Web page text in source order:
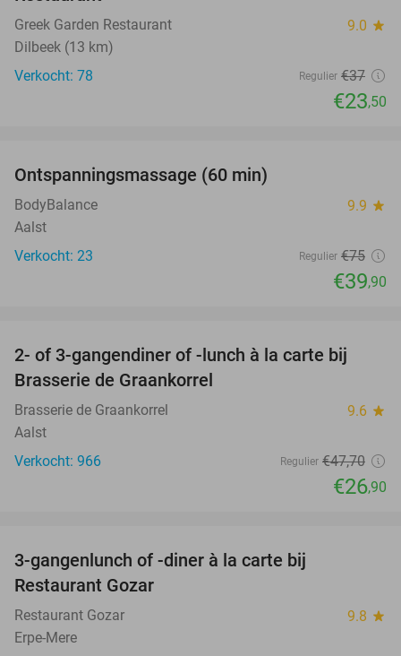
Greek Garden Restaurant 9.0 star
Dilbeek (13 km)
Verkocht: 78
Regulier €37
€23,50
Ontspanningsmassage (60 min)
BodyBalance 9.9 star
Aalst
Verkocht: 23
Regulier €75
€39,90
44%
2- of 3-gangendiner of -lunch à la carte bij
Brasserie de Graankorrel
Brasserie de Graankorrel 9.6 star
Aalst
Verkocht: 966
Regulier €47,70
€26,90
3-gangenlunch of -diner à la carte bij
Restaurant Gozar
Restaurant Gozar 9.8 star
Erpe-Mere